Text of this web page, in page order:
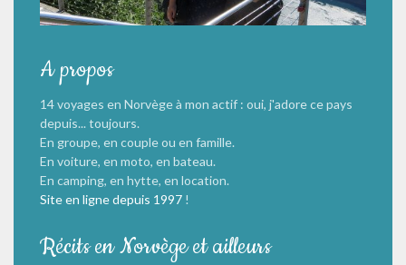
A propos
14 voyages en Norvège à mon actif : oui, j'adore ce pays
depuis... toujours.
En groupe, en couple ou en famille.
En voiture, en moto, en bateau.
En camping, en hytte, en location.
Site en ligne depuis 1997 !
Récits en Norvège et ailleurs